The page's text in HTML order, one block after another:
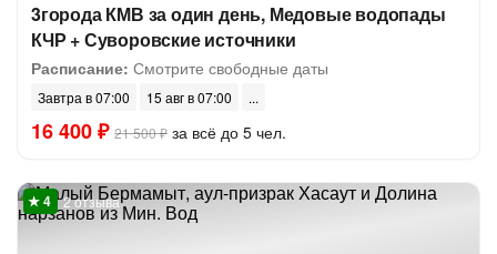
3города КМВ за один день, Медовые водопады
КЧР + Суворовские источники
Расписание: Смотрите свободные даты
Завтра в 07:00 15 авг в 07:00
16 400 ₽ 21 500 ₽ за всё до 5 чел.
2 отзыва